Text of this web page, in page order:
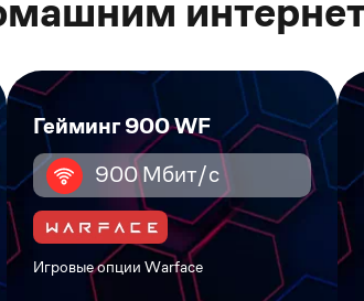
Гейминг 900 WF
900 Мбит/с
Игровые опции Warface